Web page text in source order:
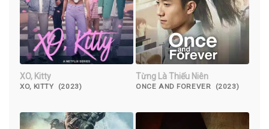
XO, Kitty
XO, KITTY (2023)
Từng Là Thiếu Niên
ONCE AND FOREVER (2023)